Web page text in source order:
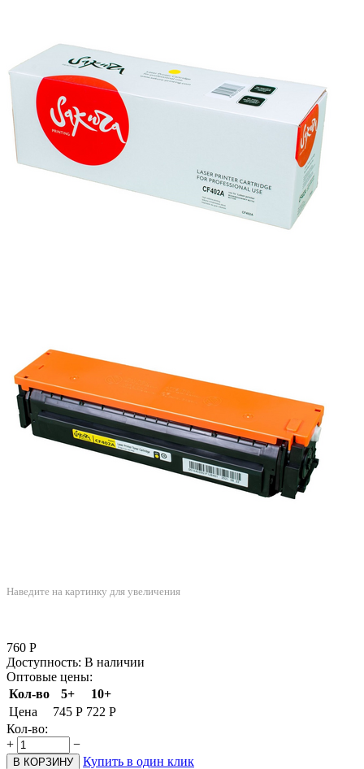
Наведите на картинку для увеличения
760 Р
Доступность: В наличии
Оптовые цены:
Кол-во
5+
10+
Цена
745 Р 722 Р
Кол-во:
+
−
В КОРЗИНУ
Купить в один клик